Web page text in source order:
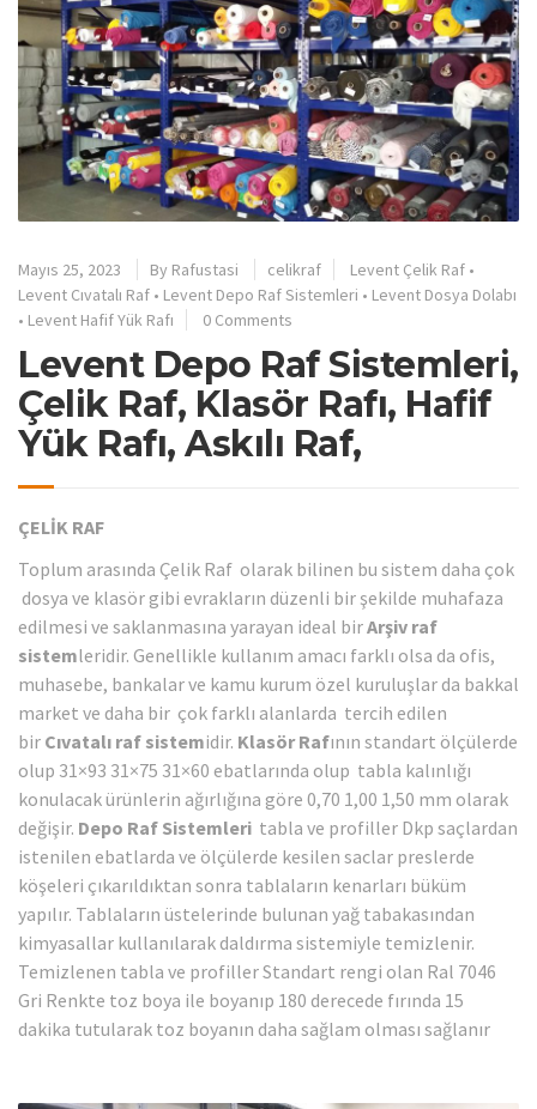
Mayıs 25, 2023 By Rafustasi celikraf Levent Çelik Raf •
Levent Cıvatalı Raf • Levent Depo Raf Sistemleri • Levent Dosya Dolabı
• Levent Hafif Yük Rafı 0 Comments
Levent Depo Raf Sistemleri,
Çelik Raf, Klasör Rafı, Hafif
Yük Rafı, Askılı Raf,
ÇELİK RAF
Toplum arasında Çelik Raf olarak bilinen bu sistem daha çok
dosya ve klasör gibi evrakların düzenli bir şekilde muhafaza
edilmesi ve saklanmasına yarayan ideal birArşiv raf
sistemleridir. Genellikle kullanım amacı farklı olsa da ofis,
muhasebe, bankalar ve kamu kurum özel kuruluşlar da bakkal
market ve daha bir çok farklı alanlarda tercih edilen
bir Cıvatalı raf sistemidir. Klasör Rafının standart ölçülerde
olup 31×93 31×75 31×60 ebatlarında olup tabla kalınlığı
konulacak ürünlerin ağırlığına göre 0,70 1,00 1,50 mm olarak
değişir. Depo Raf Sistemleri tabla ve profiller Dkp saçlardan
istenilen ebatlarda ve ölçülerde kesilen saclar preslerde
köşeleri çıkarıldıktan sonra tablaların kenarları büküm
yapılır. Tablaların üstelerinde bulunan yağ tabakasından
kimyasallar kullanılarak daldırma sistemiyle temizlenir.
Temizlenen tabla ve profiller Standart rengi olan Ral 7046
Gri Renkte toz boya ile boyanıp 180 derecede fırında 15
dakika tutularak toz boyanın daha sağlam olması sağlanır